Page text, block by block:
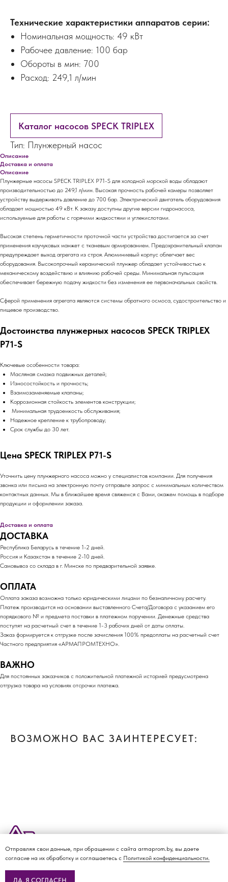
Технические характеристики аппаратов серии:
Номинальная мощность: 49 кВт
Рабочее давление: 100 бар
Обороты в мин: 700
Расход: 249,1 л/мин
Каталог насосов SPECK TRIPLEX
Тип: Плунжерный насос
Описание
Доставка и оплата
Описание
Плунжерные насосы SPECK TRIPLEX P71-S для холодной морской воды обладают
производительностью до 249,1 л/мин. Высокая прочность рабочей камеры позволяет
устройству выдерживать давление до 700 бар. Электрический двигатель оборудования
обладает мощностью 49 кВт. К заказу доступны другие версии гидронасоса,
используемые для работы с горячими жидкостями и углекислотами.
Высокая степень герметичности проточной части устройства достигается за счет
применения каучуковых манжет с тканевым армированием. Предохранительный клапан
предупреждает выход агрегата из строя. Алюминиевый корпус облегчает вес
оборудования. Высокопрочный керамический плунжер обладает устойчивостью к
механическому воздействию и влиянию рабочей среды. Минимальная пульсация
обеспечивает бережную подачу жидкости без изменения ее первоначальных свойств.
Сферой применения агрегата являются системы обратного осмоса, судостроительство и
пищевое производство.
Достоинства плунжерных насосов SPECK TRIPLEX
P71-S
Ключевые особенности товара:
Масляная смазка подвижных деталей;
Износостойкость и прочность;
Взаимозаменяемые клапаны;
Коррозионная стойкость элементов конструкции;
Минимальная трудоемкость обслуживания;
Надежное крепление к трубопроводу;
Срок службы до 30 лет.
Цена SPECK TRIPLEX P71-S
Уточнить цену плунжерного насоса можно у специалистов компании. Для получения
звонка или письма на электронную почту отправьте запрос с минимальным количеством
контактных данных. Мы в ближайшее время свяжемся с Вами, окажем помощь в подборе
продукции и оформлении заказа.
Доставка и оплата
ДОСТАВКА
Республика Беларусь в течение 1-2 дней.
Россия и Казахстан в течение 2-10 дней.
Самовывоз со склада в г. Минске по предварительной заявке.
ОПЛАТА
Оплата заказа возможна только юридическими лицами по безналичному расчету.
Платеж производится на основании выставленного Счета/Договора с указанием его
порядкового № и предмета поставки в платежном поручении. Денежные средства
поступят на расчетный счет в течение 1-3 рабочих дней от даты оплаты.
Заказ формируется к отгрузке после зачисления 100% предоплаты на расчетный счет
Частного предприятия «АРМАПРОМТЕХНО».
ВАЖНО
Для постоянных заказчиков с положительной платежной историей предусмотрена
отгрузка товара на условиях отсрочки платежа.
ВОЗМОЖНО ВАС ЗАИНТЕРЕСУЕТ:
Политика
конфиденциальности
О КОМПАНИИ ДОСТАВКА И ОПЛАТА КОНТАКТЫ
Отправляя свои данные, при обращении с сайта armaprom.by, вы даете
согласие на их обработку и соглашаетесь с Политикой конфиденциальности.
ДА, Я СОГЛАСЕН